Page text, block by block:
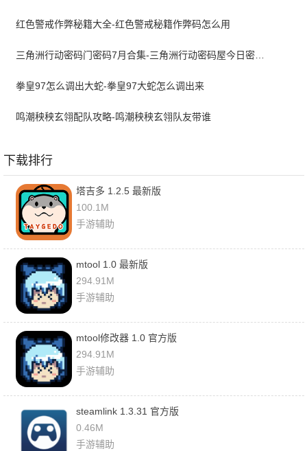
红色警戒作弊秘籍大全-红色警戒秘籍作弊码怎么用
三角洲行动密码门密码7月合集-三角洲行动密码屋今日密码大全2026最新7月
拳皇97怎么调出大蛇-拳皇97大蛇怎么调出来
鸣潮秧秧玄翎配队攻略-鸣潮秧秧玄翎队友带谁
下载排行
塔吉多 1.2.5 最新版
100.1M
手游辅助
mtool 1.0 最新版
294.91M
手游辅助
mtool修改器 1.0 官方版
294.91M
手游辅助
steamlink 1.3.31 官方版
0.46M
手游辅助